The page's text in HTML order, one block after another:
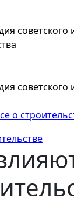
советского
советского
о